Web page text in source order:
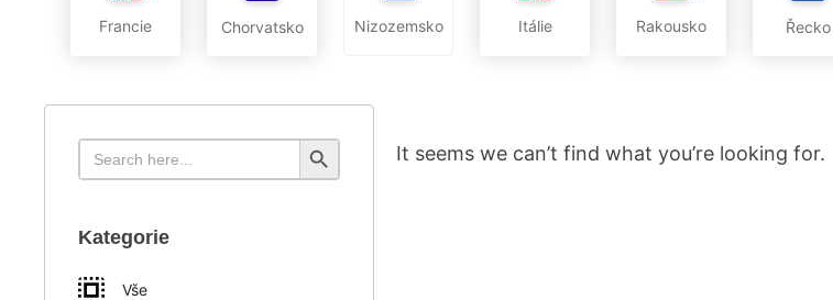
Francie Chorvatsko Nizozemsko Itálie Rakousko Řecko
Search
for:
Search Button
Kategorie
Vše
It seems we can’t find what you’re looking for.